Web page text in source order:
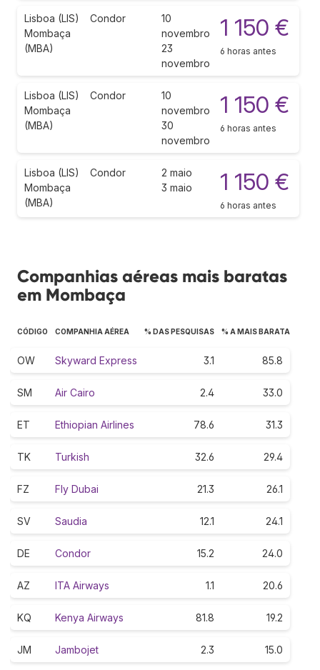
Lisboa (LIS)
Mombaça
(MBA)
Condor
10
novembro
23
novembro
1 150 €
6 horas antes
Lisboa (LIS)
Mombaça
(MBA)
Condor
10
novembro
30
novembro
1 150 €
6 horas antes
Lisboa (LIS)
Mombaça
(MBA)
Condor
2 maio
3 maio
1 150 €
6 horas antes
Companhias aéreas mais baratas
em Mombaça
CÓDIGO COMPANHIA AÉREA % DAS PESQUISAS % A MAIS BARATA
OW Skyward Express 3.1 85.8
SM Air Cairo 2.4 33.0
ET Ethiopian Airlines 78.6 31.3
TK Turkish 32.6 29.4
FZ Fly Dubai 21.3 26.1
SV Saudia 12.1 24.1
DE Condor 15.2 24.0
AZ ITA Airways 1.1 20.6
KQ Kenya Airways 81.8 19.2
JM Jambojet 2.3 15.0